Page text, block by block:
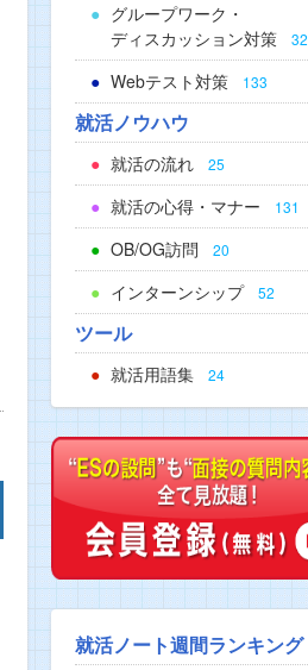
グループワーク・
ディスカッション対策
32
Webテスト対策 133
就活ノウハウ
就活の流れ 25
就活の心得・マナー 131
OB/OG訪問 20
インターンシップ 52
ツール
就活用語集 24
就活ノート週間ランキング